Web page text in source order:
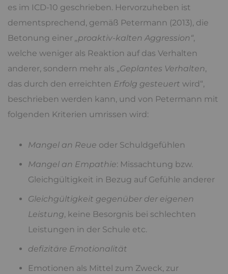
es im ICD-10 geschrieben. Hervorzuheben ist
dementsprechend, gemäß Petermann (2013), die
Betonung einer „proaktiv-kalten Aggression“,
welche weniger als Reaktion auf das Verhalten
anderer, sondern mehr als „Geplantes Verhalten,
das durch den erreichten Erfolg gesteuert wird“,
beschrieben werden kann, und von Petermann mit
folgenden Kriterien umrissen wird:
Mangel an Reue oder Schuldgefühlen
Mangel an Empathie: Missachtung bzw.
Gleichgültigkeit in Bezug auf Gefühle anderer
Gleichgültigkeit gegenüber der eigenen
Leistung, keine Besorgnis bei schlechten
Leistungen in der Schule etc.
defizitäre Emotionalität
Emotionen als Mittel zum Zweck, zur